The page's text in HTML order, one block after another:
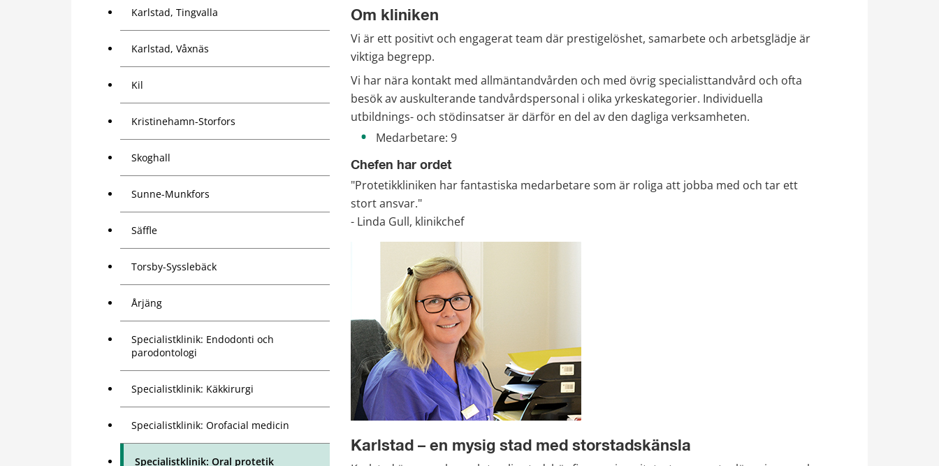
Karlstad, Tingvalla
Karlstad, Våxnäs
Kil
Kristinehamn-Storfors
Skoghall
Sunne-Munkfors
Säffle
Torsby-Sysslebäck
Årjäng
Specialistklinik: Endodonti och
parodontologi
Specialistklinik: Käkkirurgi
Specialistklinik: Orofacial medicin
Specialistklinik: Oral protetik
Om kliniken
Vi är ett positivt och engagerat team där prestigelöshet, samarbete och arbetsglädje är
viktiga begrepp.
Vi har nära kontakt med allmäntandvården och med övrig specialisttandvård och ofta
besök av auskulterande tandvårdspersonal i olika yrkeskategorier. Individuella
utbildnings- och stödinsatser är därför en del av den dagliga verksamheten.
Medarbetare: 9
Chefen har ordet
"Protetikkliniken har fantastiska medarbetare som är roliga att jobba med och tar ett
stort ansvar."
- Linda Gull, klinikchef
Karlstad – en mysig stad med storstadskänsla